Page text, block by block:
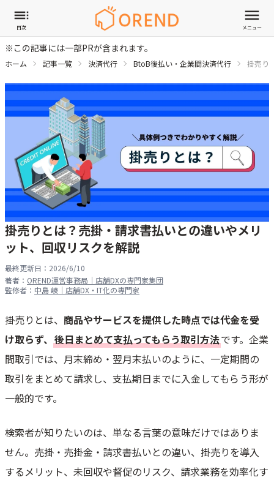
目次 メニュー
※この記事には一部PRが含まれます。
ホーム 記事一覧 決済代行 BtoB後払い・企業間決済代行 掛売り
掛売りとは？売掛・請求書払いとの違いやメリ
ット、回収リスクを解説
最終更新日： 2026/6/10
著者： OREND運営事務局｜店舗DXの専門家集団
監修者： 中島 崚｜店舗DX・IT化の専門家
掛売りとは、 商品やサービスを提供した時点では代金を受
け取らず、 後日まとめて支払ってもらう取引方法です。企業
間取引では、月末締め・翌月末払いのように、一定期間の
取引をまとめて請求し、支払期日までに入金してもらう形が
一般的です。
検索者が知りたいのは、単なる言葉の意味だけではありま
せん。売掛・売掛金・請求書払いとの違い、掛売りを導入
するメリット、未回収や督促のリスク、請求業務を効率化す